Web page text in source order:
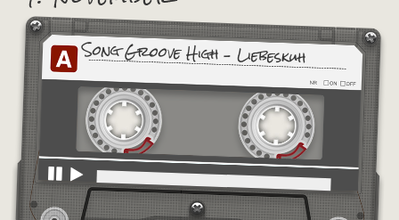
Song Groove High – Liebeskuh